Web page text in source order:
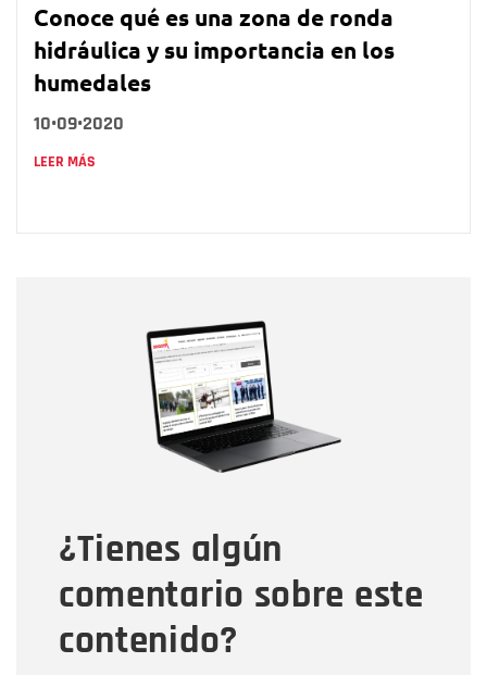
Conoce qué es una zona de ronda
hidráulica y su importancia en los
humedales
10•09•2020
LEER MÁS
¿Tienes algún
comentario sobre este
contenido?
Correo electrónico
Tipo de comentario
Mensaje